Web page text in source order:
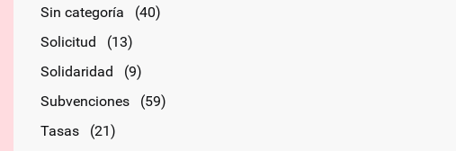
Sin categoría
(40)
Solicitud
(13)
Solidaridad
(9)
Subvenciones
(59)
Tasas
(21)